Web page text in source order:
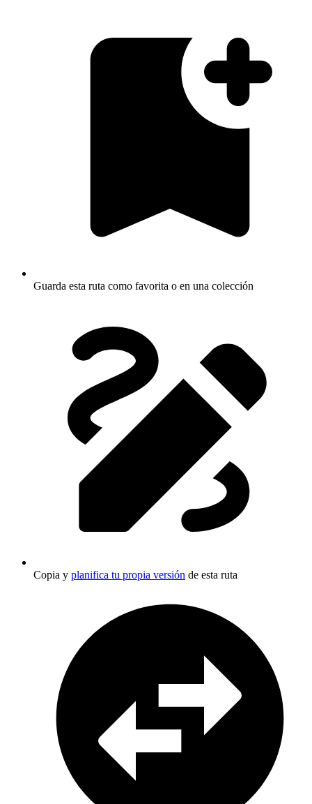
Guarda esta ruta como favorita o en una colección
Copia y planifica tu propia versión de esta ruta